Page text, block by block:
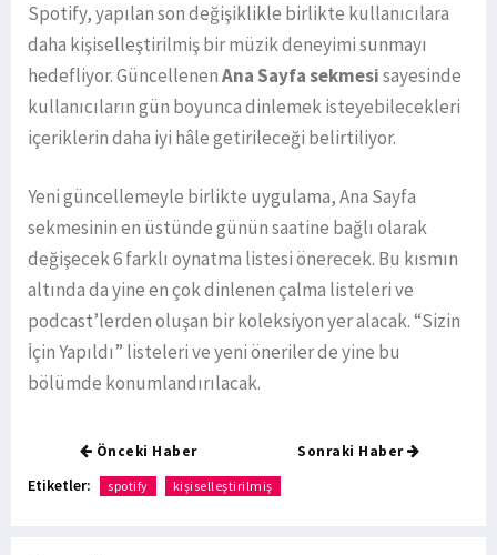
Spotify, yapılan son değişiklikle birlikte kullanıcılara
daha kişiselleştirilmiş bir müzik deneyimi sunmayı
hedefliyor. GüncellenenAna Sayfa sekmesisayesinde
kullanıcıların gün boyunca dinlemek isteyebilecekleri
içeriklerin daha iyi hâle getirileceği belirtiliyor.
Yeni güncellemeyle birlikte uygulama, Ana Sayfa
sekmesinin en üstünde günün saatine bağlı olarak
değişecek 6 farklı oynatma listesi önerecek. Bu kısmın
altında da yine en çok dinlenen çalma listeleri ve
podcast’lerden oluşan bir koleksiyon yer alacak. “Sizin
İçin Yapıldı” listeleri ve yeni öneriler de yine bu
bölümde konumlandırılacak.
Önceki Haber Sonraki Haber
Etiketler: spotify kişiselleştirilmiş